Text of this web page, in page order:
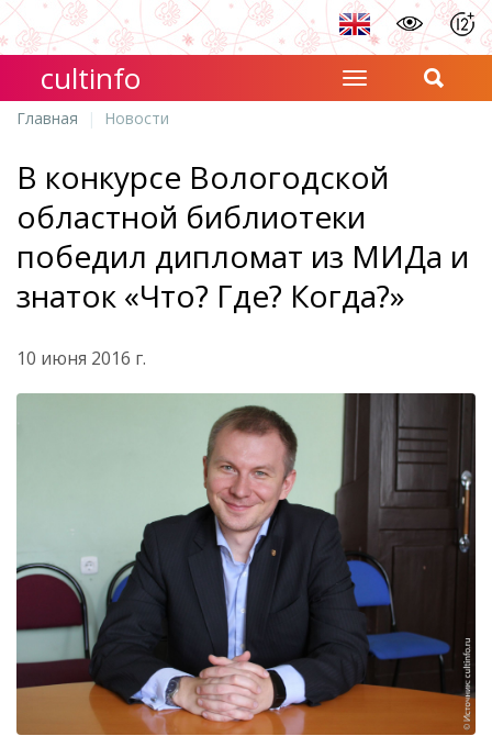
cultinfo
Главная Новости
В конкурсе Вологодской
областной библиотеки
победил дипломат из МИДа и
знаток «Что? Где? Когда?»
10 июня 2016 г.